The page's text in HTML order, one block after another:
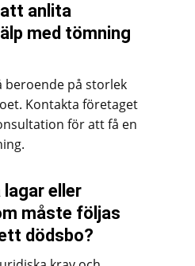
anlita
med tömning
beroende på storlek
Kontakta företaget
för att få en
lagar eller
måste följas
dödsbo?